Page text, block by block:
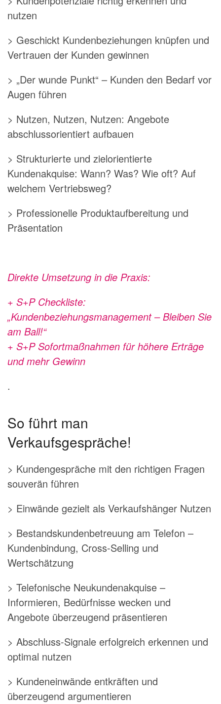
nutzen
> Geschickt Kundenbeziehungen knüpfen und
Vertrauen der Kunden gewinnen
> „Der wunde Punkt“ – Kunden den Bedarf vor
Augen führen
> Nutzen, Nutzen, Nutzen: Angebote
abschlussorientiert aufbauen
> Strukturierte und zielorientierte
Kundenakquise: Wann? Was? Wie oft? Auf
welchem Vertriebsweg?
> Professionelle Produktaufbereitung und
Präsentation
Direkte Umsetzung in die Praxis:
+ S+P Checkliste:
„Kundenbeziehungsmanagement – Bleiben Sie
am Ball!“
+ S+P Sofortmaßnahmen für höhere Erträge
und mehr Gewinn
.
So führt man
Verkaufsgespräche!
> Kundengespräche mit den richtigen Fragen
souverän führen
> Einwände gezielt als Verkaufshänger Nutzen
> Bestandskundenbetreuung am Telefon –
Kundenbindung, Cross-Selling und
Wertschätzung
> Telefonische Neukundenakquise –
Informieren, Bedürfnisse wecken und
Angebote überzeugend präsentieren
> Abschluss-Signale erfolgreich erkennen und
optimal nutzen
> Kundeneinwände entkräften und
überzeugend argumentieren